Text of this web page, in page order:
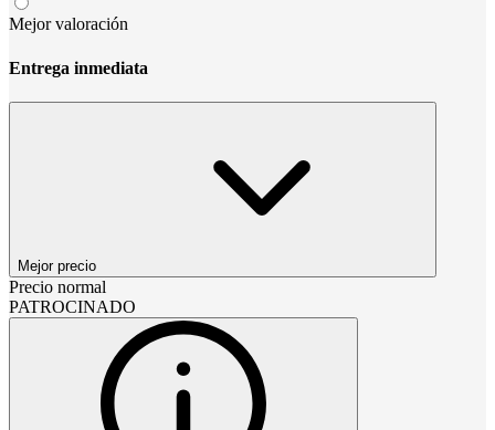
Mejor valoración
Entrega inmediata
Mejor precio
Precio normal
PATROCINADO